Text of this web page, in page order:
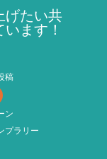
げたい共
ます！
稿
ン
プラリー